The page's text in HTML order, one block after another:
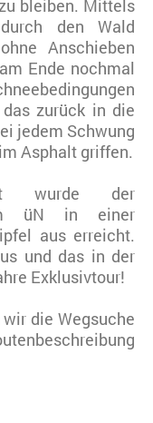
bleiben. Mittels
den Wald
Anschieben
Ende nochmal
zurück in die
jedem Schwung
Asphalt griffen.
wurde der
üN in einer
aus erreicht.
und das in der
Exklusivtour!
die Wegsuche